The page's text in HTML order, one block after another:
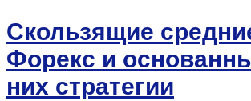
Скользящие
Форекс и
них стратегии